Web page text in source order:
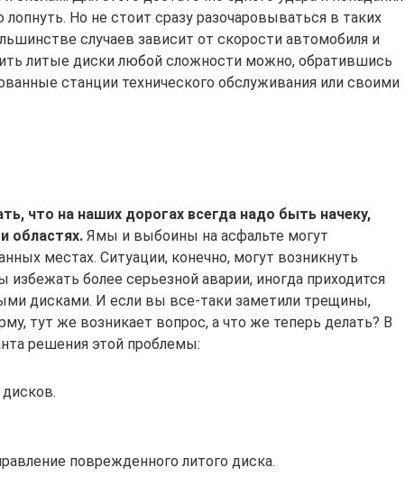
Но не стоит сразу разочаровываться в таких
случаев зависит от скорости автомобиля и
литые диски любой сложности можно, обратившись
станции технического обслуживания или своими
что на наших дорогах всегда надо быть начеку,
областях. Ямы и выбоины на асфальте могут
местах. Ситуации, конечно, могут возникнуть
более серьезной аварии, иногда приходится
дисками. И если вы все-таки заметили трещины,
тут же возникает вопрос, а что же теперь делать? В
решения этой проблемы:
поврежденного литого диска.